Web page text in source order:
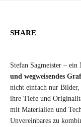
SHARE
Stefan Sagmeister –
und wegweisendes
nicht einfach nur Bilder,
ihre Tiefe und
mit Materialien und
Unvereinbares zu